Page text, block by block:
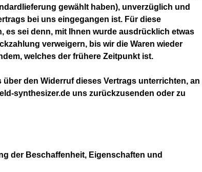
gewählt haben), unverzüglich und
bei uns eingegangen ist. Für diese
es sei denn, mit Ihnen wurde ausdrücklich etwas
verweigern, bis wir die Waren wieder
welches der frühere Zeitpunkt ist.
den Widerruf dieses Vertrags unterrichten, an
synthesizer.de uns zurückzusenden oder zu
der Beschaffenheit, Eigenschaften und